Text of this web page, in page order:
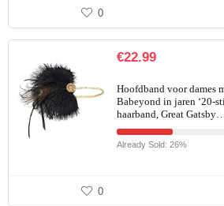
0
€22.99
Hoofdband voor dames
Babeyond in jaren ‘20-
haarband, Great
Already Sold: 26%
0